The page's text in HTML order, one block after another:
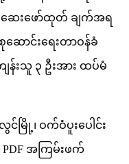
ဆေးဖော်ထုတ် ချက်အရ
ောင်းရေးတာဝန်ခံ
န်းသူ ၃ ဦးအား ထပ်မံ
မြို့၊ ဝက်ဝံပူးပေါင်း
အကြမ်းဖက်